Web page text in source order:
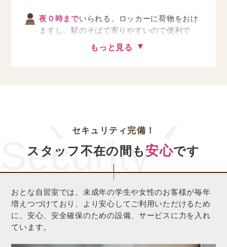
夜０時までいられる。ロッカーに荷物をおけ
ますし、駅のそばで寄りやすいので便利で
（Ｙ様 男性 自習室しんおおさか）
もっと見る
セキュリティ完備！
スタッフ不在の間も 安心です
Security
おとな自習室では、未成年の学生や女性のお客様が毎年
増えつづけており、より安心してご利用いただけるため
に、安心、安全確保のための設備、サービスに力を入れ
ています。